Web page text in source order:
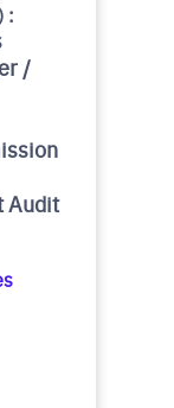
:
/
Audit